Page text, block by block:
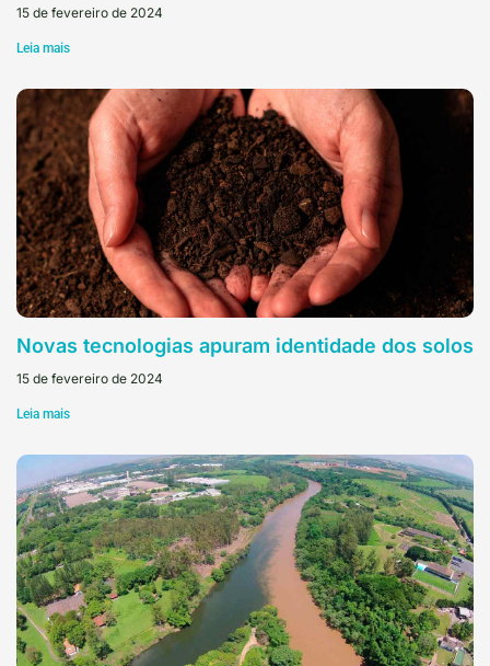
15 de fevereiro de 2024
Leia mais
Novas tecnologias apuram identidade dos solos
15 de fevereiro de 2024
Leia mais